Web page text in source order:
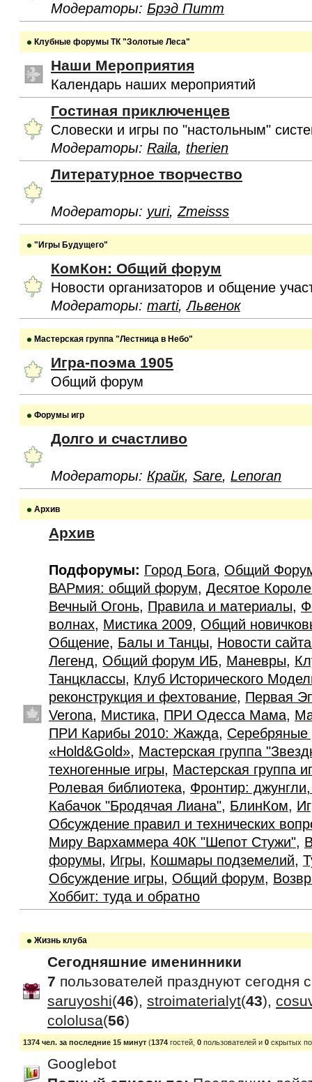
Модераторы: Брэд Питт
Клубные форумы ТК "Золотые Леса"
Наши Мероприятия
Календарь наших мероприятий
Гостиная приключенцев
Словески и игры по "настольным"
Модераторы: Raila, therien
Литературное творчество
Модераторы: yuri, Zmeisss
"Игры Будущего"
КомКон: Общий форум
Новости организаторов и общение
Модераторы: marti,Львенок
Мастерская группа "Лестница в Небо"
Игра-поэма 1905
Общий форум
Форумы игр
Долго и счастливо
Модераторы: Крайк, Sare, Lenoran
Архив
Архив
Подфорумы: Город Бога, Общий
ВАРмия: общий форум, Десятое
Вечный Огонь, Правила и материалы,
волнах, Мистика 2009, Общий
Общение, Балы и Танцы, Новости
Легенд, Общий форум ИБ, Маневры,
Танцклассы, Клуб Исторического
реконструкция и фехтование, Первая
Verona, Мистика, ПРИ Одесса Мама,
ПРИ Карибы 2010: Жажда, Серебряные
«Hold&Gold», Мастерская группа
техногенные игры, Мастерская группа
Ролевая библиотека, Фронтир:
Кабачок "Бродячая Лиана", БлинКом,
Обсуждение правил и технических
Миру Вархаммера 40К "Шепот Стужи",
форумы, Игры, Кошмары подземелий,
Обсуждение игры, Общий форум,
Хоббит: туда и обратно
Жизнь клуба
Сегодняшние именинники
7 пользователей празднуют сегодня
saruyoshi(46), stroimaterialyt(43),
cololusa(56)
1374 чел. за последние 15 минут (1374 гостей, 0 пользователей и 0 скрытых
Googlebot